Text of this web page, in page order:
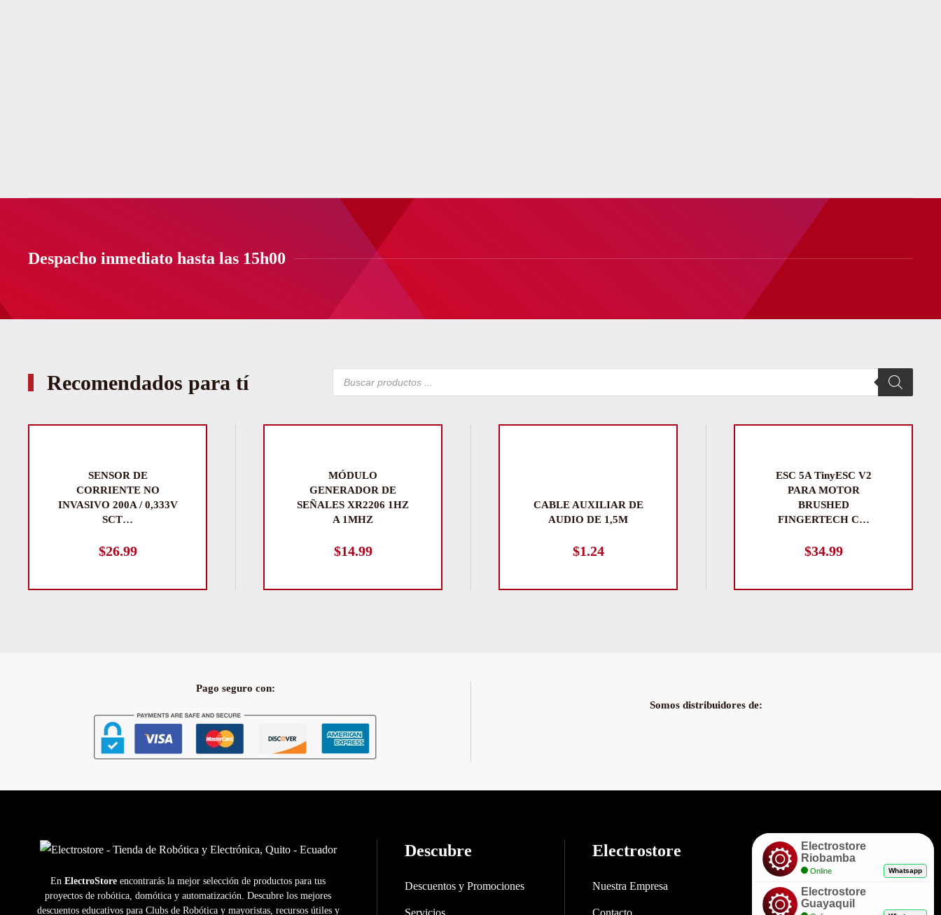
Despacho inmediato hasta las 15h00
Recomendados para tí
Búsqueda
productos
SENSOR DE
CORRIENTE NO
INVASIVO 200A / 0,333V
SCT…
$26.99
MÓDULO
GENERADOR DE
SEÑALES XR2206 1HZ
A 1MHZ
$14.99
CABLE AUXILIAR DE
AUDIO DE 1,5M
$1.24
ESC 5A TinyESC V2
PARA MOTOR
BRUSHED
FINGERTECH C…
$34.99
Pago seguro con:
Somos distribuidores de:
En ElectroStore encontrarás la mejor selección de productos para tus
proyectos de robótica, domótica y automatización. Descubre los mejores
descuentos educativos para Clubs de Robótica y mayoristas, recursos útiles y
Descubre
Descuentos y Promociones
Servicios
Electrostore
Nuestra Empresa
Contacto
Enlaces
Políticas de Garantía
Envíos y Entregas
Electrostore
Riobamba
Online Whatsapp
Electrostore
Guayaquil